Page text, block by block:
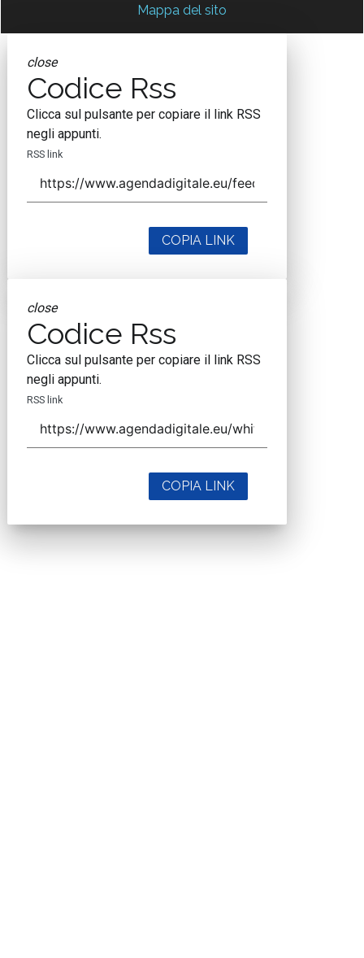
Mappa del sito
close
Codice Rss
Clicca sul pulsante per copiare il link RSS
negli appunti.
RSS link
COPIA LINK
close
Codice Rss
Clicca sul pulsante per copiare il link RSS
negli appunti.
RSS link
COPIA LINK